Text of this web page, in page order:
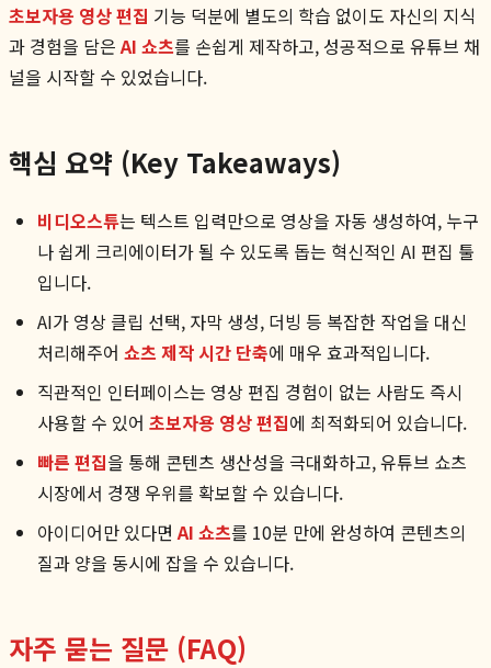
초보자용 영상 편집 기능 덕분에 별도의 학습 없이도 자신의 지식
과 경험을 담은 AI 쇼츠를 손쉽게 제작하고, 성공적으로 유튜브 채
널을 시작할 수 있었습니다.
핵심 요약 (Key Takeaways)
비디오스튜는 텍스트 입력만으로 영상을 자동 생성하여, 누구
나 쉽게 크리에이터가 될 수 있도록 돕는 혁신적인 AI 편집 툴
입니다.
AI가 영상 클립 선택, 자막 생성, 더빙 등 복잡한 작업을 대신
처리해주어 쇼츠 제작 시간 단축에 매우 효과적입니다.
직관적인 인터페이스는 영상 편집 경험이 없는 사람도 즉시
사용할 수 있어 초보자용 영상 편집에 최적화되어 있습니다.
빠른 편집을 통해 콘텐츠 생산성을 극대화하고, 유튜브 쇼츠
시장에서 경쟁 우위를 확보할 수 있습니다.
아이디어만 있다면 AI 쇼츠를 10분 만에 완성하여 콘텐츠의
질과 양을 동시에 잡을 수 있습니다.
자주 묻는 질문 (FAQ)